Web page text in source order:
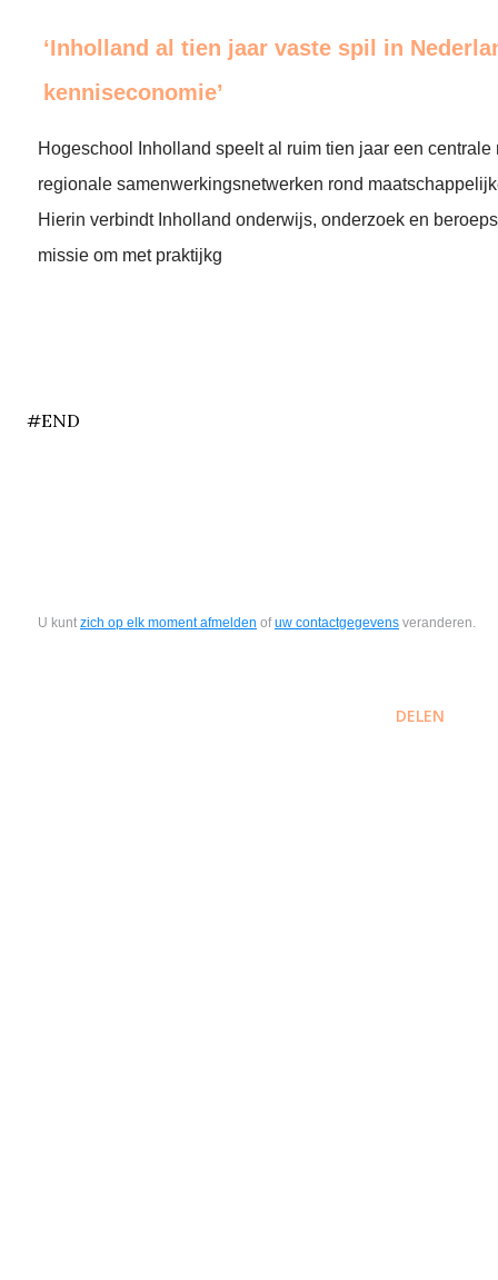
‘Inholland al tien jaar vaste spil in
kenniseconomie’
Hogeschool Inholland speelt al ruim tien jaar een
regionale samenwerkingsnetwerken rond
Hierin verbindt Inholland onderwijs, onderzoek en
missie om met praktijkg
#END
U kunt zich op elk moment afmelden ofuw contactgegevens veranderen.
DELEN